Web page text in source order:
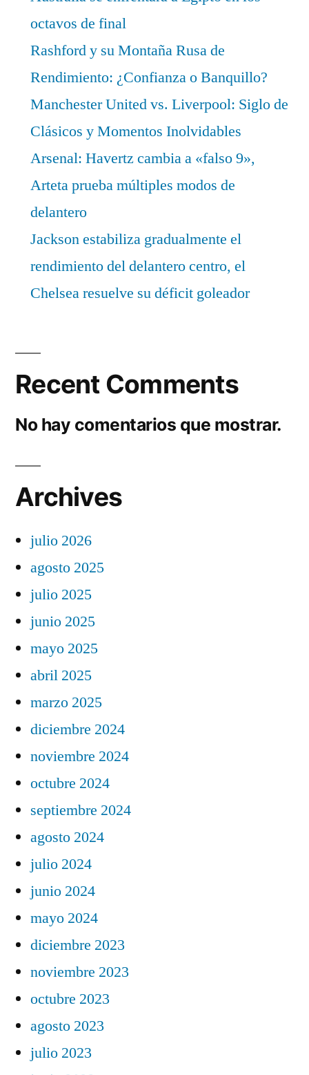
octavos de final
Rashford y su Montaña Rusa de
Rendimiento: ¿Confianza o Banquillo?
Manchester United vs. Liverpool: Siglo de
Clásicos y Momentos Inolvidables
Arsenal: Havertz cambia a «falso 9»,
Arteta prueba múltiples modos de
delantero
Jackson estabiliza gradualmente el
rendimiento del delantero centro, el
Chelsea resuelve su déficit goleador
Recent Comments
No hay comentarios que mostrar.
Archives
julio 2026
agosto 2025
julio 2025
junio 2025
mayo 2025
abril 2025
marzo 2025
diciembre 2024
noviembre 2024
octubre 2024
septiembre 2024
agosto 2024
julio 2024
junio 2024
mayo 2024
diciembre 2023
noviembre 2023
octubre 2023
agosto 2023
julio 2023